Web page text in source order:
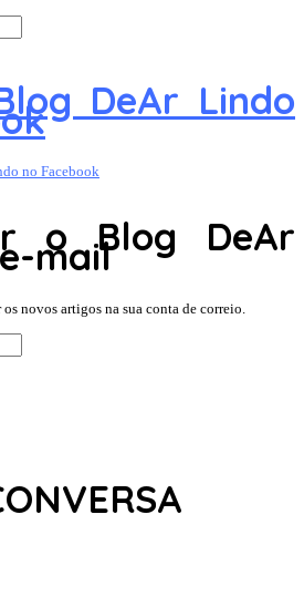
DeAr Lindo
no Facebook
o Blog DeAr
mail
novos artigos na sua conta de correio.